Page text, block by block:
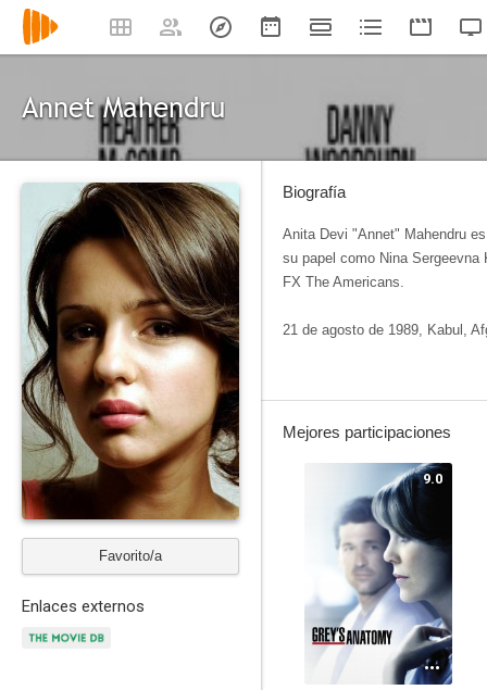
Annet Mahendru
Favorito/a
Enlaces externos
Biografía
Anita Devi "Annet" Mahendru​
su papel como Nina
FX The Americans.
21 de agosto de 1989, Kabul,
Mejores participaciones
9.0